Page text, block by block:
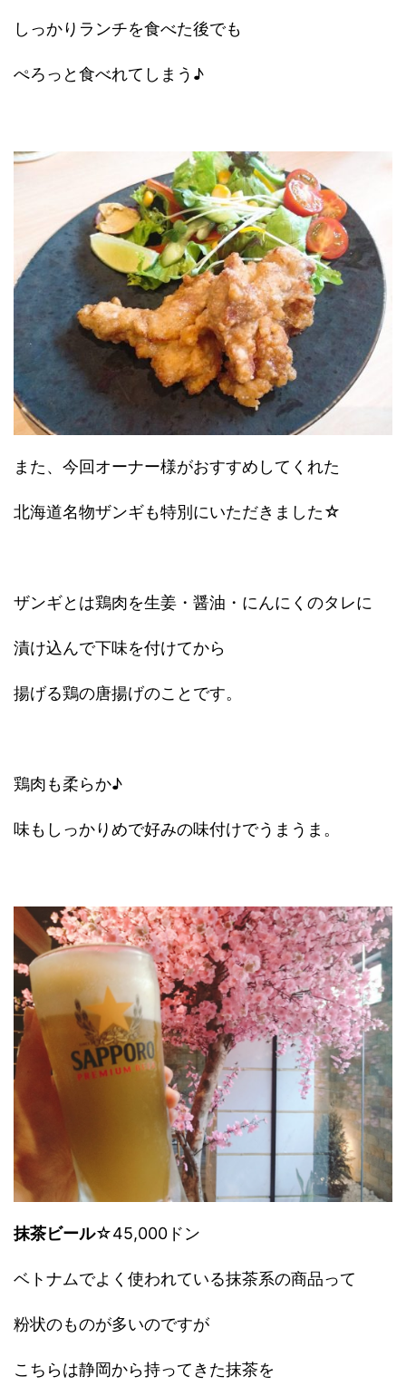
しっかりランチを食べた後でも
ぺろっと食べれてしまう♪
また、今回オーナー様がおすすめしてくれた
北海道名物ザンギも特別にいただきました☆
ザンギとは鶏肉を生姜・醤油・にんにくのタレに
漬け込んで下味を付けてから
揚げる鶏の唐揚げのことです。
鶏肉も柔らか♪
味もしっかりめで好みの味付けでうまうま。
抹茶ビール☆45,000ドン
ベトナムでよく使われている抹茶系の商品って
粉状のものが多いのですが
こちらは静岡から持ってきた抹茶を